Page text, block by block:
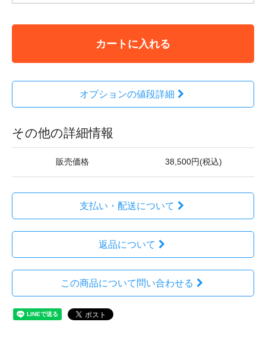
カートに入れる
オプションの値段詳細
その他の詳細情報
販売価格 38,500円(税込)
支払い・配送について
返品について
この商品について問い合わせる